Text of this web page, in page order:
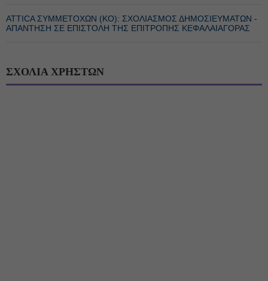
ATTICA ΣΥΜΜΕΤΟΧΩΝ (KΟ): ΣΧΟΛΙΑΣΜΟΣ ΔΗΜΟΣΙΕΥΜΑΤΩΝ -
ΑΠΑΝΤΗΣΗ ΣΕ ΕΠΙΣΤΟΛΗ ΤΗΣ ΕΠΙΤΡΟΠΗΣ ΚΕΦΑΛΑΙΑΓΟΡΑΣ
ΣΧΟΛΙΑ ΧΡΗΣΤΩΝ